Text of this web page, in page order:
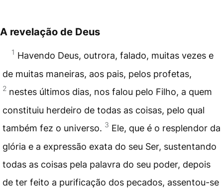
A revelação de Deus
1 Havendo Deus, outrora, falado, muitas vezes e
de muitas maneiras, aos pais, pelos profetas,
2 nestes últimos dias, nos falou pelo Filho, a quem
constituiu herdeiro de todas as coisas, pelo qual
também fez o universo. 3 Ele, que é o resplendor da
glória e a expressão exata do seu Ser, sustentando
todas as coisas pela palavra do seu poder, depois
de ter feito a purificação dos pecados, assentou-se